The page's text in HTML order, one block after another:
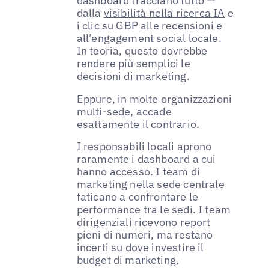
dalla visibilità nella ricerca IA e
i clic su GBP alle recensioni e
all’engagement social locale.
In teoria, questo dovrebbe
rendere più semplici le
decisioni di marketing.
Eppure, in molte organizzazioni
multi-sede, accade
esattamente il contrario.
I responsabili locali aprono
raramente i dashboard a cui
hanno accesso. I team di
marketing nella sede centrale
faticano a confrontare le
performance tra le sedi. I team
dirigenziali ricevono report
pieni di numeri, ma restano
incerti su dove investire il
budget di marketing.